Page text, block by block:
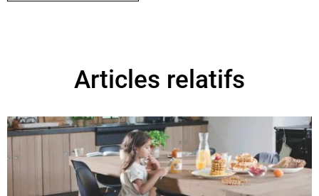
Articles relatifs